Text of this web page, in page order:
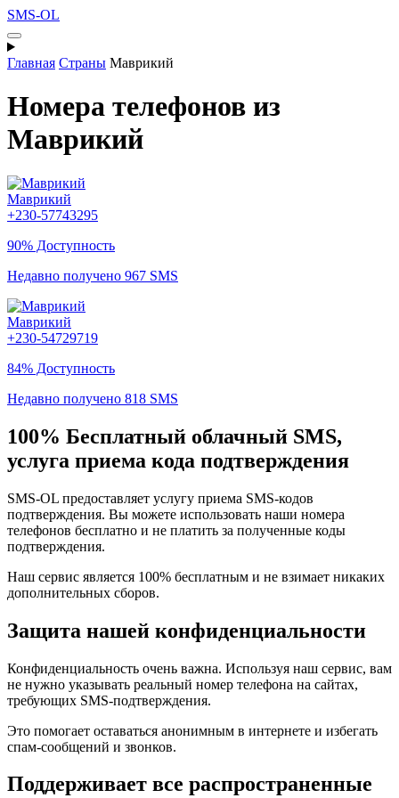
SMS-OL
Главная Страны Маврикий
Номера телефонов из
Маврикий
Маврикий
+230-57743295
90% Доступность
Недавно получено 967 SMS
Маврикий
+230-54729719
84% Доступность
Недавно получено 818 SMS
100% Бесплатный облачный SMS,
услуга приема кода подтверждения
SMS-OL предоставляет услугу приема SMS-кодов
подтверждения. Вы можете использовать наши номера
телефонов бесплатно и не платить за полученные коды
подтверждения.
Наш сервис является 100% бесплатным и не взимает никаких
дополнительных сборов.
Защита нашей конфиденциальности
Конфиденциальность очень важна. Используя наш сервис, вам
не нужно указывать реальный номер телефона на сайтах,
требующих SMS-подтверждения.
Это помогает оставаться анонимным в интернете и избегать
спам-сообщений и звонков.
Поддерживает все распространенные